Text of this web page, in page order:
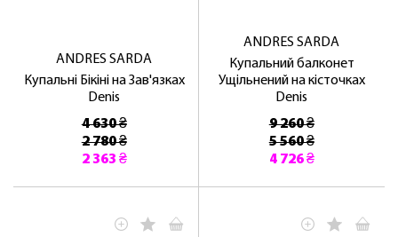
ANDRES SARDA
Купальні Бікіні на Зав'язках
Denis
4 630 ₴
2 780 ₴
2 363 ₴
ANDRES SARDA
Купальний балконет
Ущільнений на кісточках
Denis
9 260 ₴
5 560 ₴
4 726 ₴